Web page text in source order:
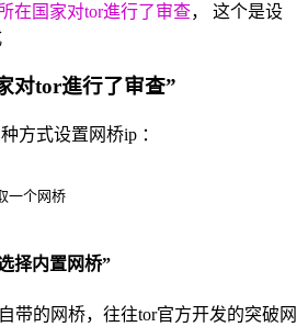
在国家对tor進行了审查， 这个是设
对tor進行了审查”
方式设置网桥ip ：
个网桥
择内置网桥”
带的网桥，往往tor官方开发的突破网